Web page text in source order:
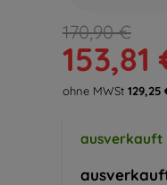
170,90 €
153,81
ohne MWSt 129,25
ausverkauft